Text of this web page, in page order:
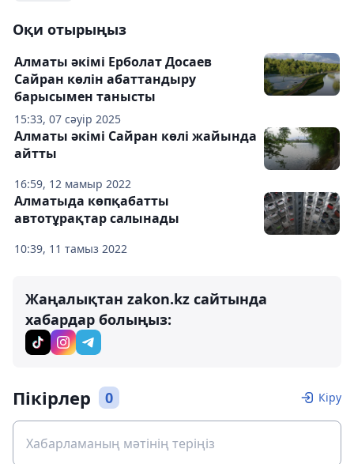
Оқи отырыңыз
15:33, 07 сәуір 2025
Алматы әкімі Ерболат Досаев
Сайран көлін абаттандыру
барысымен танысты
16:59, 12 мамыр 2022
Алматы әкімі Сайран көлі жайында
айтты
10:39, 11 тамыз 2022
Алматыда көпқабатты
автотұрақтар салынады
Жаңалықтан zakon.kz сайтында
хабардар болыңыз:
Пікірлер 0 Кіру